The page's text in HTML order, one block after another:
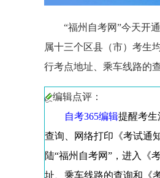
“福州自考网”今天开通
属十三个区县（市）考生
行考点地址、乘车线路的
编辑点评：
自考365编辑提醒考生
查询、网络打印《考试通
陆“福州自考网”，进入《
址、乘车线路的查询和《